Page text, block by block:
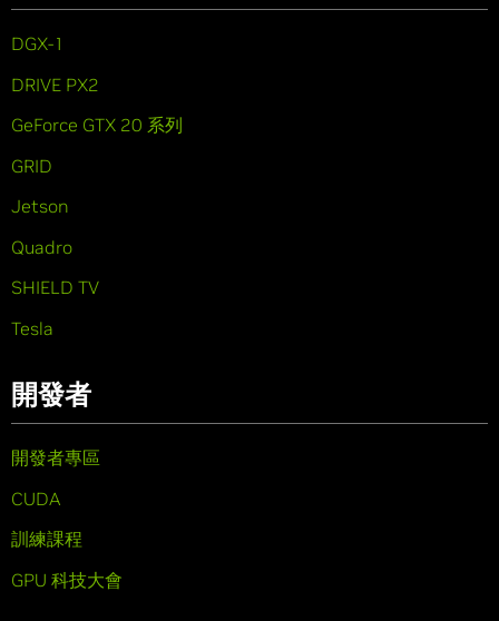
DGX-1
DRIVE PX2
GeForce GTX 20 系列
GRID
Jetson
Quadro
SHIELD TV
Tesla
開發者
開發者專區
CUDA
訓練課程
GPU 科技大會